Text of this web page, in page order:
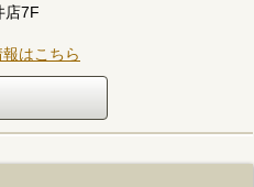
店7F
はこちら